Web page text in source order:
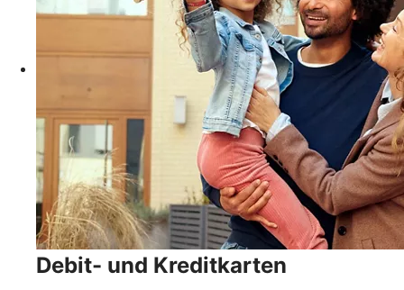
Debit- und Kreditkarten